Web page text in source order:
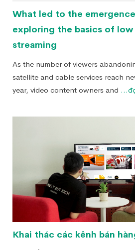
What led to the
exploring the basics of
streaming
As the number of viewers
satellite and cable services reach
year, video content owners and
Khai thác các kênh bán